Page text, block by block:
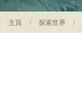
主頁 探索世界